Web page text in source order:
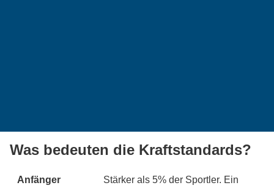
Was bedeuten die Kraftstandards?
Anfänger
Stärker als 5% der Sportler. Ein